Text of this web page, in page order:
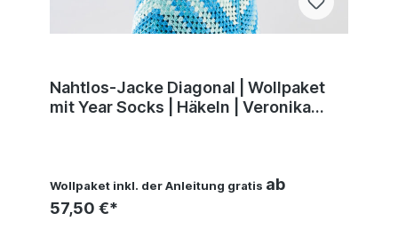
Nahtlos-Jacke Diagonal | Wollpaket
mit Year Socks | Häkeln | Veronika
Wollpaket inkl. der Anleitung gratis ab
57,50 €*